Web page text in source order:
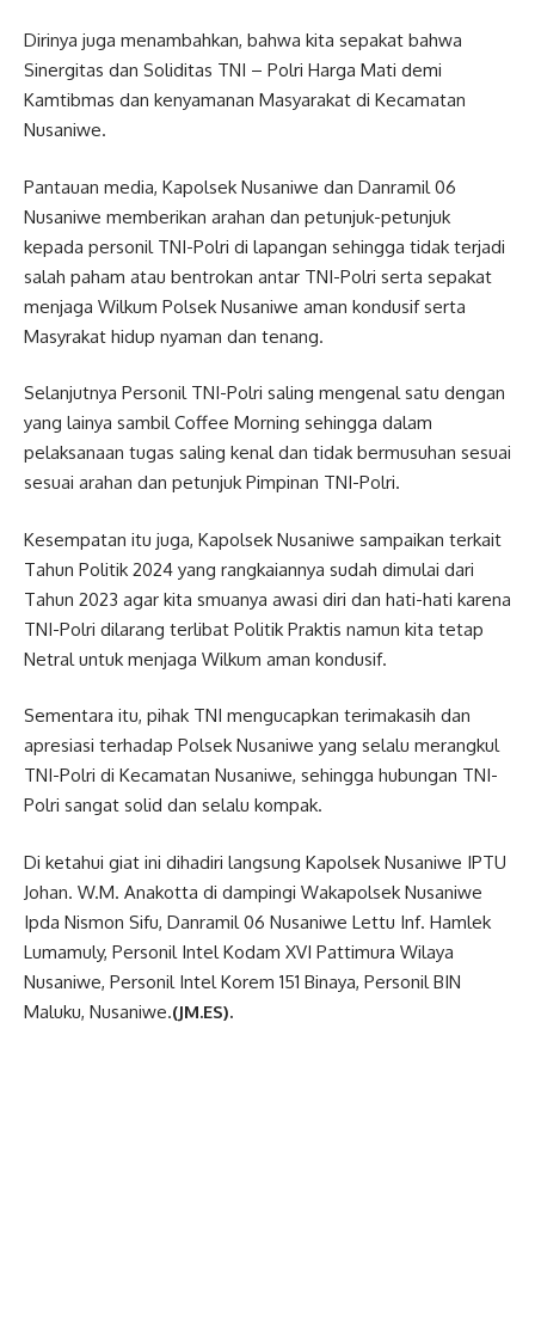
Dirinya juga menambahkan, bahwa kita sepakat bahwa
Sinergitas dan Soliditas TNI – Polri Harga Mati demi
Kamtibmas dan kenyamanan Masyarakat di Kecamatan
Nusaniwe.
Pantauan media, Kapolsek Nusaniwe dan Danramil 06
Nusaniwe memberikan arahan dan petunjuk-petunjuk
kepada personil TNI-Polri di lapangan sehingga tidak terjadi
salah paham atau bentrokan antar TNI-Polri serta sepakat
menjaga Wilkum Polsek Nusaniwe aman kondusif serta
Masyrakat hidup nyaman dan tenang.
Selanjutnya Personil TNI-Polri saling mengenal satu dengan
yang lainya sambil Coffee Morning sehingga dalam
pelaksanaan tugas saling kenal dan tidak bermusuhan sesuai
sesuai arahan dan petunjuk Pimpinan TNI-Polri.
Kesempatan itu juga, Kapolsek Nusaniwe sampaikan terkait
Tahun Politik 2024 yang rangkaiannya sudah dimulai dari
Tahun 2023 agar kita smuanya awasi diri dan hati-hati karena
TNI-Polri dilarang terlibat Politik Praktis namun kita tetap
Netral untuk menjaga Wilkum aman kondusif.
Sementara itu, pihak TNI mengucapkan terimakasih dan
apresiasi terhadap Polsek Nusaniwe yang selalu merangkul
TNI-Polri di Kecamatan Nusaniwe, sehingga hubungan TNI-
Polri sangat solid dan selalu kompak.
Di ketahui giat ini dihadiri langsung Kapolsek Nusaniwe IPTU
Johan. W.M. Anakotta di dampingi Wakapolsek Nusaniwe
Ipda Nismon Sifu, Danramil 06 Nusaniwe Lettu Inf. Hamlek
Lumamuly, Personil Intel Kodam XVI Pattimura Wilaya
Nusaniwe, Personil Intel Korem 151 Binaya, Personil BIN
Maluku, Nusaniwe.(JM.ES).